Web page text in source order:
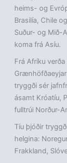
heims- og
Brasilía, Chile
Suður- og Mið-
koma frá Asíu.
Frá Afríku
tryggði sér
ásamt Króatíu,
fulltrúi Norður-
Tíu þjóðir
helgina:
Frakkland,